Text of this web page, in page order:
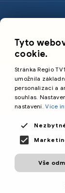
Tyto
cookie.
Stránka Regio
umožnila
personalizaci a
souhlas.
nastavení.Více
Vše